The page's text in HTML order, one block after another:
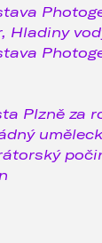
Hladiny
Plzně za